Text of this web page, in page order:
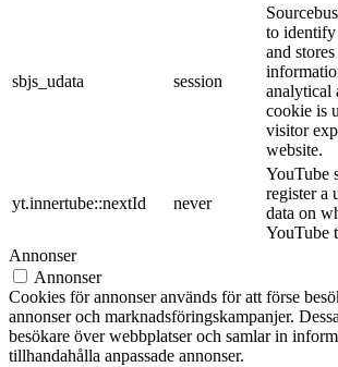
sbjs_udata session
to identify
and
analytical
cookie is
visitor
website.
yt.innertube::nextId never
YouTube
register a
data on
YouTube
Annonser
Annonser
Cookies för annonser används för att förse
annonser och marknadsföringskampanjer.
besökare över webbplatser och samlar in
tillhandahålla anpassade annonser.